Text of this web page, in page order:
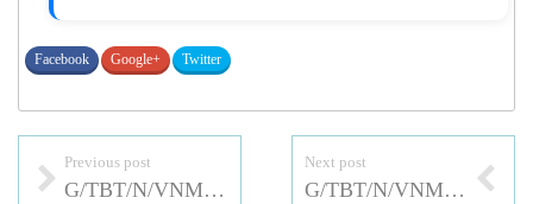
Facebook Google+ Twitter
Previous post
G/TBT/N/VNM/101: Thông tư ban hành QCKTQG về an toàn lao động đối với thang máy gia đình
Next post
G/TBT/N/VNM/103: QCVN 16:2017/BXD về hàng hóa, sản phẩm vật liệu xây dựng (thay thế QCVN 16:2014/BXD